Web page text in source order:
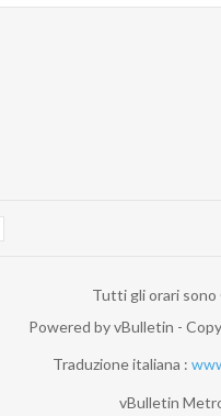
Tutti gli orari
Powered by vBulletin -
Traduzione italiana :
vBulletin